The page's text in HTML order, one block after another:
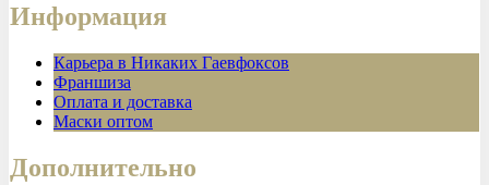
Информация
Карьера в Никаких Гаевфоксов
Франшиза
Оплата и доставка
Маски оптом
Дополнительно